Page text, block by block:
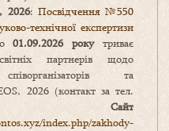
2026: Посвідчення №550
технічної експертизи
01.09.2026 рокутриває
партнерів щодо
та
2026 (контакт за тел.
Сайт
index.php/zakhody-